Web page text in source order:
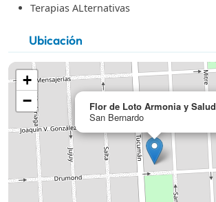
Terapias ALternativas
Ubicación
Flor de Loto Armonia y Salud
San Bernardo
+
−